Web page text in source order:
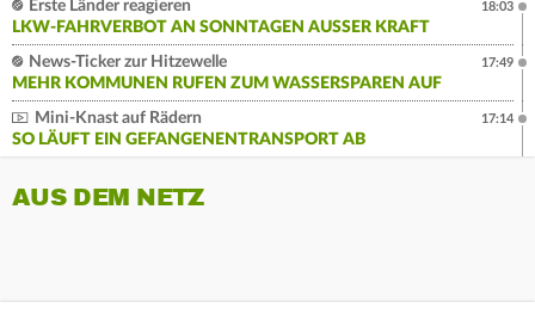
Erste Länder reagieren
LKW-FAHRVERBOT AN SONNTAGEN AUSSER KRAFT
18:03
News-Ticker zur Hitzewelle
MEHR KOMMUNEN RUFEN ZUM WASSERSPAREN AUF
17:49
Mini-Knast auf Rädern
SO LÄUFT EIN GEFANGENENTRANSPORT AB
17:14
AUS DEM NETZ